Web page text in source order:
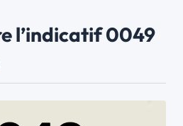
l’indicatif 0049